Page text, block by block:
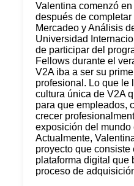
Valentina comenzó
después de
Mercadeo y Análisis
Universidad
de participar del
Fellows durante el
V2A iba a ser su
profesional. Lo que le
cultura única de V2A
para que empleados,
crecer
exposición del mundo
Actualmente,
proyecto que consiste
plataforma digital que
proceso de